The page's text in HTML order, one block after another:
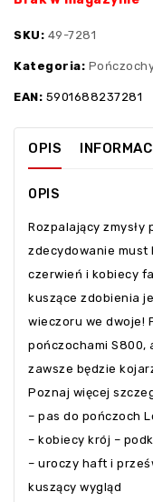
SKU: 49-7281
Kategoria:
EAN: 5901688237281
OPIS
OPIS
Rozpalający zmysły
zdecydowanie must
czerwień i kobiecy
kuszące zdobienia
wieczoru we dwoje!
pończochami S800,
zawsze będzie
Poznaj więcej
– pas do pończoch
– kobiecy krój –
– uroczy haft i
kuszący wygląd